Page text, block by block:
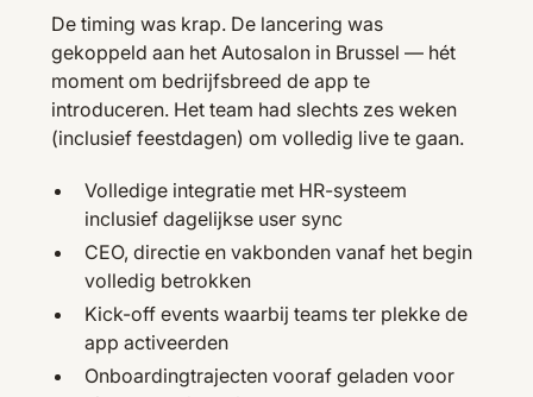
De timing was krap. De lancering was
gekoppeld aan het Autosalon in Brussel — hét
moment om bedrijfsbreed de app te
introduceren. Het team had slechts zes weken
(inclusief feestdagen) om volledig live te gaan.
Volledige integratie met HR-systeem
inclusief dagelijkse user sync
CEO, directie en vakbonden vanaf het begin
volledig betrokken
Kick-off events waarbij teams ter plekke de
app activeerden
Onboardingtrajecten vooraf geladen voor